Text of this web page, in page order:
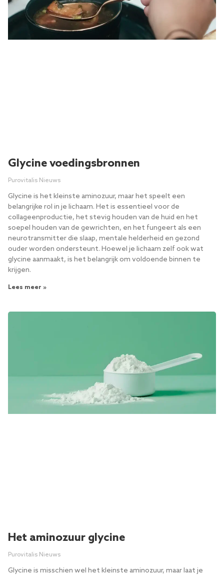
Glycine voedingsbronnen
Purovitalis Nieuws
Glycine is het kleinste aminozuur, maar het speelt een
belangrijke rol in je lichaam. Het is essentieel voor de
collageenproductie, het stevig houden van de huid en het
soepel houden van de gewrichten, en het fungeert als een
neurotransmitter die slaap, mentale helderheid en gezond
ouder worden ondersteunt. Hoewel je lichaam zelf ook wat
glycine aanmaakt, is het belangrijk om voldoende binnen te
krijgen.
Lees meer »
Het aminozuur glycine
Purovitalis Nieuws
Glycine is misschien wel het kleinste aminozuur, maar laat je